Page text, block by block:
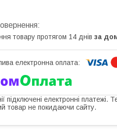
товару протягом 14 днів за
підключені електронні платежі.
товар не покидаючи сайту.